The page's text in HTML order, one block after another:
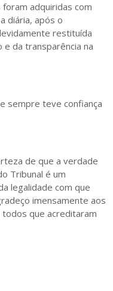
adquiridas com
diária, após o
restituída
da transparência na
sempre teve confiança
de que a verdade
Tribunal é um
legalidade com que
imensamente aos
que acreditaram